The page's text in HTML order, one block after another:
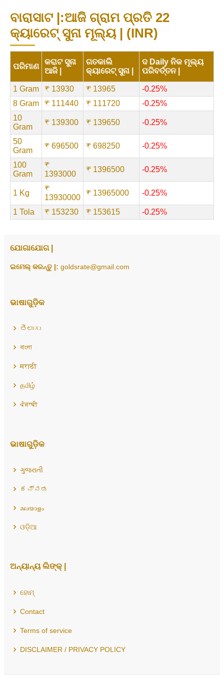
ବାରାସାଟ |:ଆଜି ଗ୍ରାମ ପ୍ରତି 22
କ୍ୟାରେଟ୍ ସୁନା ମୂଲ୍ୟ | (INR)
ପରିମାଣ
କରାଟ ସୁନା
ଆଜି |
ଗତକାଲି
କ୍ୟାରେଟ୍ ସୁନା |
ଦ Daily ନିକ ମୂଲ୍ୟ
ପରିବର୍ତ୍ତନ |
1 Gram ₹ 13930 ₹ 13965
-0.25%
8 Gram
₹ 111440 ₹ 111720
-0.25%
10
Gram
₹ 139300 ₹ 139650 -0.25%
50
Gram
₹ 696500 ₹ 698250 -0.25%
100
Gram
₹
1393000
₹ 1396500 -0.25%
1 Kg
₹
13930000
₹ 13965000 -0.25%
1 Tola ₹ 153230 ₹ 153615 -0.25%
ଯୋଗାଯୋଗ |
ଇମେଲ୍ କରନ୍ତୁ |: goldsrate@gmail.com
ଭାଷାଗୁଡ଼ିକ
తెలుగు
বাংলা
मराठी
தமிழ்
ਪੰਜਾਬੀ
ଭାଷାଗୁଡ଼ିକ
ગુજરાતી
ಕನ್ನಡ
മലയാളം
ଓଡ଼ିଆ
ଅନ୍ୟାନ୍ୟ ଲିଙ୍କ୍ |
ହୋମ୍
Contact
Terms of service
DISCLAIMER / PRIVACY POLICY